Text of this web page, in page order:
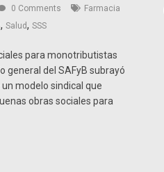
0 Comments
Farmacia
,Salud,SSS
para monotributistas
general del SAFyB subrayó
modelo sindical que
obras sociales para